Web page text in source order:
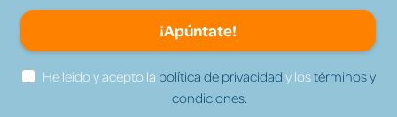
¡Apúntate!
He leído y acepto la política de privacidad y lostérminos y
condiciones.